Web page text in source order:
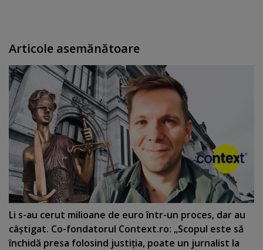
Articole asemănătoare
Li s-au cerut milioane de euro într-un proces, dar au
câştigat. Co-fondatorul Context.ro: „Scopul este să
închidă presa folosind justiţia, poate un jurnalist la